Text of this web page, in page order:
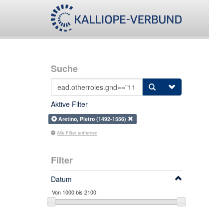
Suche
Aktive Filter
Aretino, Pietro (1492-1556)
Alle Filter entfernen
Filter
Datum